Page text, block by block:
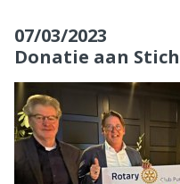
07/03/2023
Donatie aan